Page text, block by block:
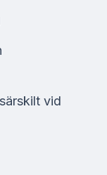
vid